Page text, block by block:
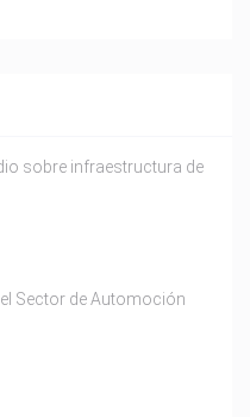
sobre infraestructura de
Sector de Automoción